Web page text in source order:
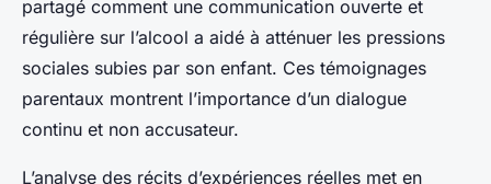
partagé comment une communication ouverte et
régulière sur l’alcool a aidé à atténuer les pressions
sociales subies par son enfant. Ces témoignages
parentaux montrent l’importance d’un dialogue
continu et non accusateur.
L’analyse des récits d’expériences réelles met en